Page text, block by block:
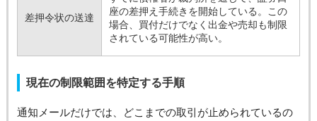
差押令状の送達
座の差押え手続きを開始している。この
場合、買付だけでなく出金や売却も制限
されている可能性が高い。
現在の制限範囲を特定する手順
通知メールだけでは、どこまでの取引が止められているの